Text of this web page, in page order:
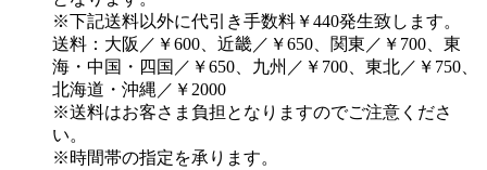
※下記送料以外に代引き手数料￥440発生致します。
送料：大阪／￥600、近畿／￥650、関東／￥700、東
海・中国・四国／￥650、九州／￥700、東北／￥750、
北海道・沖縄／￥2000
※送料はお客さま負担となりますのでご注意くださ
い。
※時間帯の指定を承ります。